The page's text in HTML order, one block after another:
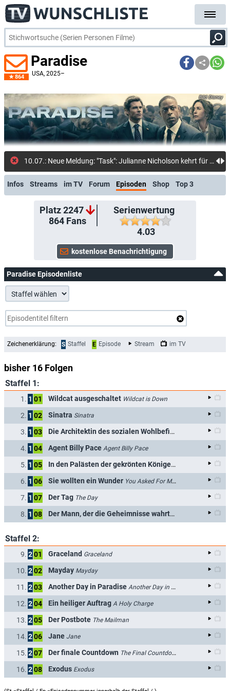
864
Paradise
USA, 2025–
Disney
10.07.: Neue Meldung: "Task": Julianne Nicholson kehrt für Staffel 2 des Krimidramas in preisgekrönte Rolle aus anderer HBO-Serie zurück: Mark Ruffalos FBI-Agent führt in frischen Folgen neue Taskforce an
Infos Streams im TV Forum Episoden Shop Top 3
Platz 2247
864Fans
Serienwertung
4.03
Paradise Episodenliste
Zeichenerklärung: S Staffel E Episode Stream im TV
bisher 16 Folgen
Staffel 1:
1. 1 01 Wildcat ausgeschaltet Wildcat is Down
2. 1 02 Sinatra Sinatra
3. 1 03 Die Architektin des sozialen Wohlbefindens The
4. 1 04 Agent Billy Pace Agent Billy Pace
5. 1 05 In den Palästen der gekrönten KönigeIn the Palaces of
6. 1 06 Sie wollten ein Wunder You Asked For Miracles
7. 1 07 Der Tag The Day
8. 1 08 Der Mann, der die Geheimnisse wahrte The Man Who
Staffel 2:
9. 201 Graceland Graceland
10. 202 Mayday Mayday
11. 203 Another Day in Paradise Another Day in Paradise
12. 204 Ein heiliger Auftrag A Holy Charge
13. 205 Der Postbote The Mailman
14. 206 Jane Jane
15. 207 Der finale Countdown The Final Countdown
16. 208 Exodus Exodus